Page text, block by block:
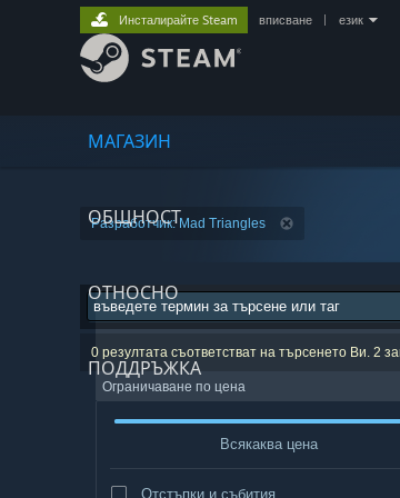
МАГАЗИН
ОБЩНОСТ
ОТНОСНО
ПОДДРЪЖКА
Инсталирайте Steam вписване език
Разработчик: Mad Triangles
0 резултата съответстват на търсенето Ви. 2
Ограничаване по цена
Всякаква цена
Отстъпки и събития